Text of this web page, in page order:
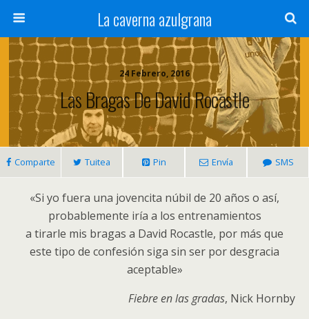
La caverna azulgrana
24 Febrero, 2016
Las Bragas De David Rocastle
Comparte Tuitea Pin Envía SMS
«Si yo fuera una jovencita núbil de 20 años o así,
probablemente iría a los entrenamientos
a tirarle mis bragas a David Rocastle, por más que
este tipo de confesión siga sin ser por desgracia
aceptable»
Fiebre en las gradas, Nick Hornby